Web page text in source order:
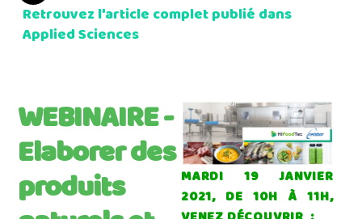
Retrouvez l'article complet publié dans
Applied Sciences
WEBINAIRE -
Elaborer des
produits
MARDI 19 JANVIER
2021, DE 10H À 11H,